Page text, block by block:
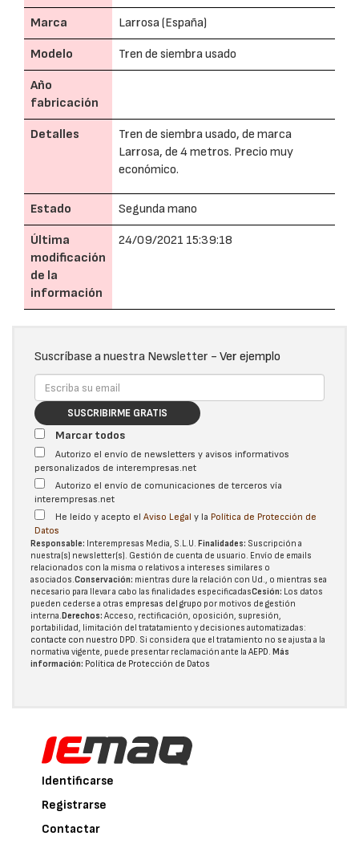
Marca Larrosa (España)
Modelo Tren de siembra usado
Año
fabricación
Detalles
Tren de siembra usado, de marca
Larrosa, de 4 metros. Precio muy
económico.
Estado Segunda mano
Última
modificación
de la
información
24/09/2021 15:39:18
Suscríbase a nuestra Newsletter - Ver ejemplo
SUSCRIBIRME GRATIS
Marcar todos
Autorizo el envío de newsletters y avisos informativos
personalizados de interempresas.net
Autorizo el envío de comunicaciones de terceros vía
interempresas.net
He leído y acepto el Aviso Legal y la Política de Protección de
Datos
Responsable: Interempresas Media, S.L.U. Finalidades: Suscripción a
nuestra(s) newsletter(s). Gestión de cuenta de usuario. Envío de emails
relacionados con la misma o relativos a intereses similares o
asociados.Conservación: mientras dure la relación con Ud., o mientras sea
necesario para llevar a cabo las finalidades especificadasCesión: Los datos
pueden cederse a otras empresas del grupo por motivos de gestión
interna.Derechos: Acceso, rectificación, oposición, supresión,
portabilidad, limitación del tratatamiento y decisiones automatizadas:
contacte con nuestro DPD. Si considera que el tratamiento no se ajusta a la
normativa vigente, puede presentar reclamación ante la AEPD. Más
información: Política de Protección de Datos
Identificarse
Registrarse
Contactar